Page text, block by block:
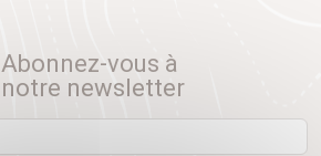
Abonnez-vous à
notre newsletter